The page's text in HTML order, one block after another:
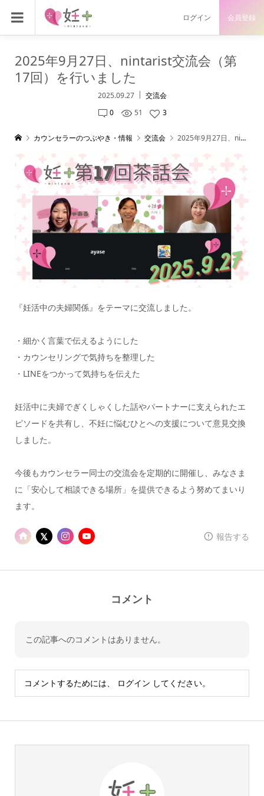
ログイン 会員登録
2025年9月27日、nintarist交流会（第
17回）を行いました
2025.09.27
交流会
0
51 3
カウンセラーのつぶやき・情報 交流会 2025年9月27日、nintarist交流会（第17回）を行いました
『妊活中の夫婦関係』をテーマに交流しました。
・細かく言葉で伝えるようにした
・カウンセリングで気持ちを整理した
・LINEをつかって気持ちを伝えた
妊活中に夫婦でぎくしゃくした話やパートナーに支えられたエ
ピソードを共有し、不妊に悩むひとへの支援について意見交換
しました。
今後もカウンセラー同士の交流会を定期的に開催し、みなさま
に「安心して相談できる場所」を提供できるよう努めてまいり
ます。
報告する
コメント
この記事へのコメントはありません。
コメントするためには、 ログイン してください。